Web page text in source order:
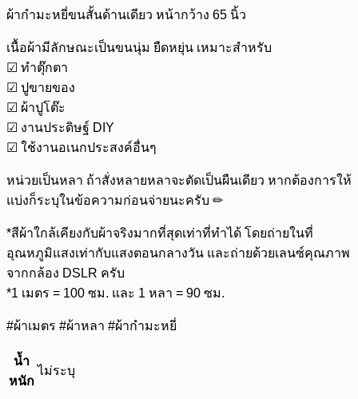
ผ้ากำมะหยี่ขนสั้นด้านเดียว หน้ากว้าง 65 นิ้ว
เนื้อผ้ามีลักษณะเป็นขนนุ่ม ยืดหยุ่น เหมาะสำหรับ
☑ ทำตุ๊กตา
☑ ปูขายของ
☑ ผ้าปูโต๊ะ
☑ งานประดิษฐ์ DIY
☑ ใช้งานอเนกประสงค์อื่นๆ
หน่วยเป็นหลา ถ้าสั่งหลายหลาจะตัดเป็นผืนเดียว หากต้องการให้
แบ่งก็ระบุในข้อความก่อนจ่ายนะครับ ✏
*สีผ้าใกล้เคียงกับผ้าจริงมากที่สุดเท่าที่ทำได้ โดยถ่ายในที่
อุณหภูมิแสงเท่ากับแสงตอนกลางวัน และถ่ายด้วยเลนซ์คุณภาพ
จากกล้อง DSLR ครับ
*1 เมตร = 100 ซม. และ 1 หลา = 90 ซม.
#ผ้าเมตร #ผ้าหลา #ผ้ากำมะหยี่
น้ำ
หนัก
ไม่ระบุ